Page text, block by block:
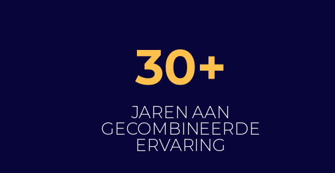
30+
JAREN AAN
GECOMBINEERDE
ERVARING